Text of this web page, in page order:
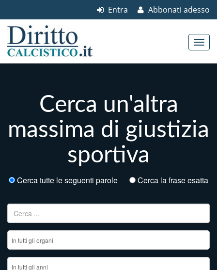
Abbonati adesso
Entra
Cerca un'altra
massima di giustizia
sportiva
Cerca tutte le seguenti parole Cerca la frase esatta
Ricerca per: